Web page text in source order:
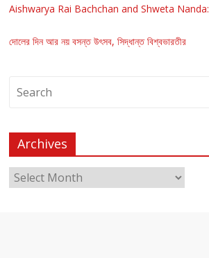
Aishwarya Rai Bachchan and Shweta
দোলের দিন আর নয় বসন্ত উৎসব, সিদ্ধান্ত বিশ্বভারতীর
Archives